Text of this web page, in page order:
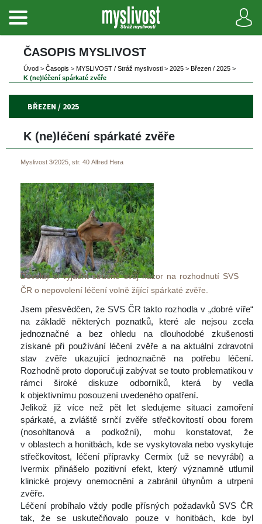
ČASOPIS MYSLIVOST
Úvod > Časopi > MYSLIVOST / Stráž myslivosti > 2025 > Březen / 2025 >
K (ne)léčení spárkaté zvěře
BŘEZEN / 2025
K (ne)léčení spárkaté zvěře
Myslivost 3/2025, str. 40 Alfred Hera
Dovoluji si vyjádřit stručně svůj názor na rozhodnutí SVS
ČR o nepovolení léčení volně žíjící spárkaté zvěře.
Jsem přesvědčen, že SVS ČR takto rozhodla v „dobré víře“
na základě některých poznatků, které ale nejsou zcela
jednoznačné a bez ohledu na dlouhodobé zkušenosti
získané při používání léčení zvěře a na aktuální zdravotní
tav zvěře ukazující jednoznačně na potřebu léčení.
Rozhodně proto doporučuji zabývat se touto problematikou v
rámci široké diskuze odborníků, která by vedla
k objektivnímu posouzení uvedeného opatření.
Jelikož již více než pět let sledujeme situaci zamoření
párkaté, a zvláště srnčí zvěře střečkovitostí obou forem
(nosohltanová a podkožní), mohu konstatovat, že
v oblastech a honitbách, kde se vyskytovala nebo vyskytuje
třečkovitost, léčení přípravky Cermix (už se nevyrábí) a
Ivermix přinášelo pozitivní efekt, který významně utlumil
klinické projevy onemocnění a zabránil úhynům a utrpení
zvěře.
Léčení probíhalo vždy podle přísných požadavků SVS ČR
tak, že se uskutečňovalo pouze v honitbách, kde byl